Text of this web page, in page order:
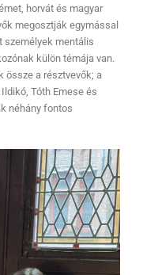
horvát és magyar
megosztják egymással
személyek mentális
külön témája van.
össze a résztvevők; a
Tóth Emese és
néhány fontos